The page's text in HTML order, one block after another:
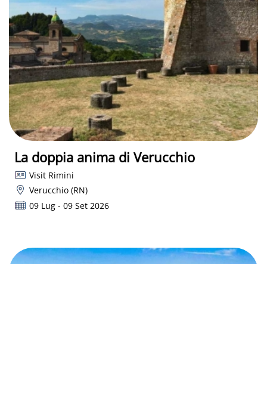
La doppia anima di Verucchio
Visit Rimini
Verucchio (RN)
09 Lug - 09 Set 2026